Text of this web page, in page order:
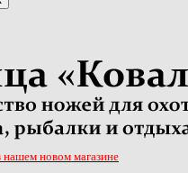
новом магазине